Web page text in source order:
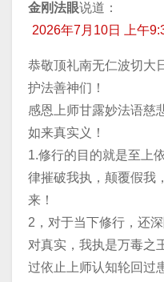
金刚法眼说道：
2026年7月10日 上午
恭敬顶礼南无仁波切大
护法善神们！
感恩上师甘露妙法语慈
如来真实义！
1.修行的目的就是至上
律摧破我执，颠覆假我
来！
2，对于当下修行，还
对真实，我执是万毒之
过依止上师认知轮回过